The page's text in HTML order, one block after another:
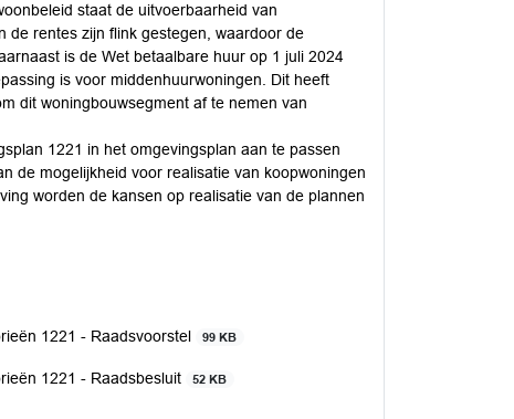
staat de uitvoerbaarheid van
de rentes zijn flink gestegen, waardoor de
is de Wet betaalbare huur op 1 juli 2024
is voor middenhuurwoningen. Dit heeft
dit woningbouwsegment af te nemen van
1221 in het omgevingsplan aan te passen
de mogelijkheid voor realisatie van koopwoningen
worden de kansen op realisatie van de plannen
1221 - Raadsvoorstel 99 KB
1221 - Raadsbesluit 52 KB